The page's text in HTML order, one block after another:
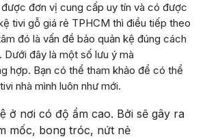
được đơn vị cung cấp uy tín và có được
tivi gỗ giá rẻ TPHCM thì điều tiếp theo
đó là vấn đề bảo quản kệ đúng cách
đây là một số lưu ý mà
hợp. Bạn có thể tham khảo để có thể
nhà mình luôn như mới.
ở nơi có độ ẩm cao. Bởi sẽ gây ra
mốc, bong tróc, nứt nẻ